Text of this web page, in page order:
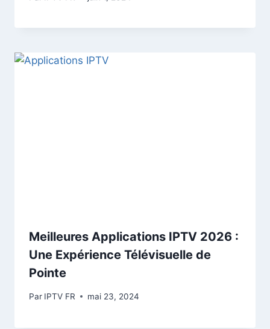
Meilleures Applications IPTV 2026 :
Une Expérience Télévisuelle de
Pointe
Par IPTV FR mai 23, 2024